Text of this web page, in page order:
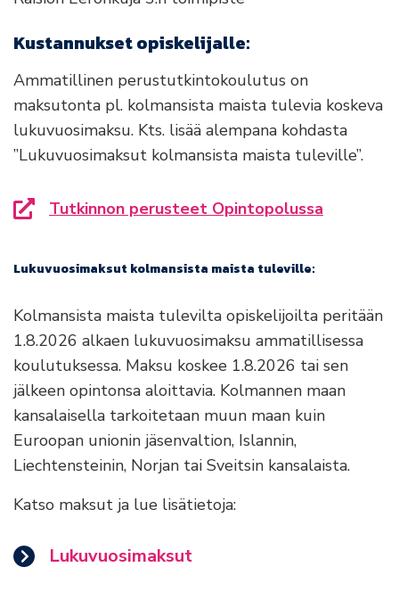
Kustannukset opiskelijalle:
Ammatillinen perustutkintokoulutus on
maksutonta pl. kolmansista maista tulevia koskeva
lukuvuosimaksu. Kts. lisää alempana kohdasta
”Lukuvuosimaksut kolmansista maista tuleville”.
Tutkinnon perusteet Opintopolussa
Siirryt toiselle sivustolle
Lukuvuosimaksut kolmansista maista tuleville:
Kolmansista maista tulevilta opiskelijoilta peritään
1.8.2026 alkaen lukuvuosimaksu ammatillisessa
koulutuksessa. Maksu koskee 1.8.2026 tai sen
jälkeen opintonsa aloittavia. Kolmannen maan
kansalaisella tarkoitetaan muun maan kuin
Euroopan unionin jäsenvaltion, Islannin,
Liechtensteinin, Norjan tai Sveitsin kansalaista.
Katso maksut ja lue lisätietoja:
Lukuvuosimaksut